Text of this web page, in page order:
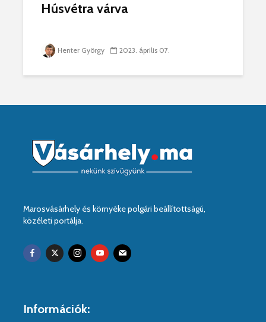
Húsvétra várva
Henter György 2023. április 07.
Marosvásárhely és környéke polgári beállítottságú,
közéleti portálja.
Információk: